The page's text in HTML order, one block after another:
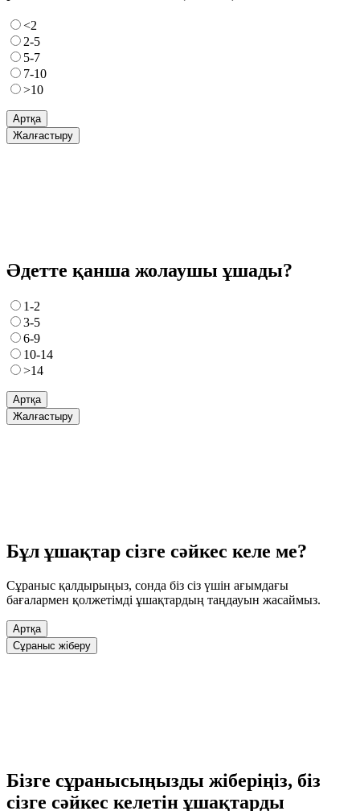
<2
2-5
5-7
7-10
>10
Артқа
Жалғастыру
Әдетте қанша жолаушы ұшады?
1-2
3-5
6-9
10-14
>14
Артқа
Жалғастыру
Бұл ұшақтар сізге сәйкес келе ме?
Сұраныс қалдырыңыз, сонда біз сіз үшін ағымдағы
бағалармен қолжетімді ұшақтардың таңдауын жасаймыз.
Артқа
Сұраныс жіберу
Бізге сұранысыңызды жіберіңіз, біз
сізге сәйкес келетін ұшақтарды